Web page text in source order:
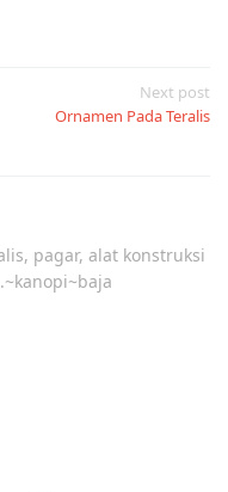
Next post
Ornamen Pada Teralis
pagar, alat konstruksi